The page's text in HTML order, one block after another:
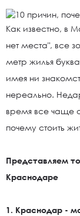
Как известно, в
нет места", все
метр жилья
имея ни
нереально.
время все чаще
почему стоить
Представляем
Краснодаре
1. Краснодар -